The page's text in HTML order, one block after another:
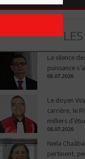
Le silence
puissance
08.07.2026
Le doyen
carrière, le
milliers
08.07.2026
Neila
pertinent,